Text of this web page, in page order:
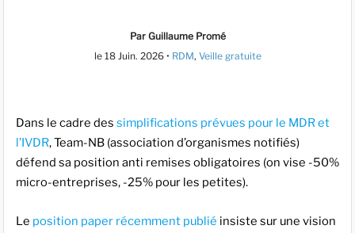
Par Guillaume Promé
le 18 Juin. 2026 • RDM, Veille gratuite
Dans le cadre des simplifications prévues pour le MDR et
l’IVDR, Team-NB (association d’organismes notifiés)
défend sa position anti remises obligatoires (on vise -50%
micro-entreprises, -25% pour les petites).
Le position paper récemment publié insiste sur une vision